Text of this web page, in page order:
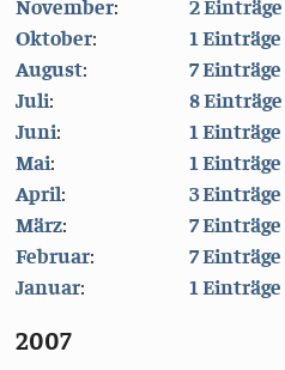
November:
2 Einträge
Oktober:
1 Einträge
August:
7 Einträge
Juli:
8 Einträge
Juni:
1 Einträge
Mai:
1 Einträge
April:
3 Einträge
März:
7 Einträge
Februar:
7 Einträge
Januar: 1 Einträge
2007